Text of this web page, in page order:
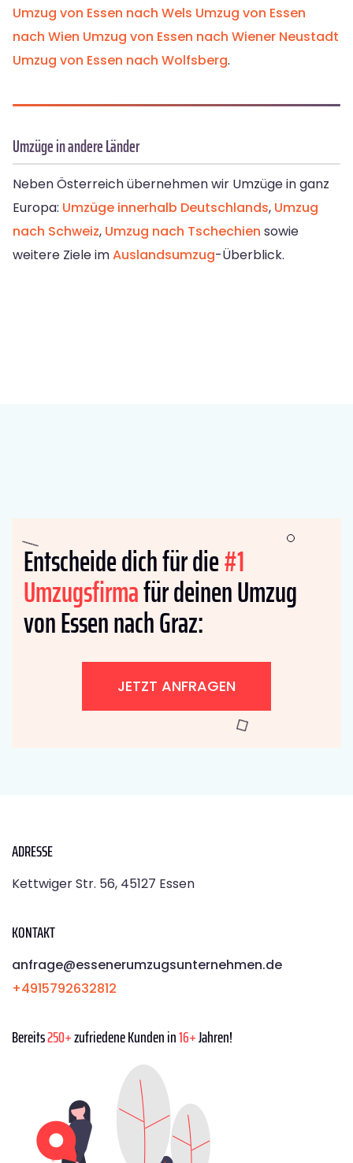
Umzug von Essen nach Wels Umzug von Essen
nach Wien Umzug von Essen nach Wiener Neustadt
Umzug von Essen nach Wolfsberg.
Umzüge in andere Länder
Neben Österreich übernehmen wir Umzüge in ganz
Europa: Umzüge innerhalb Deutschlands, Umzug
nach Schweiz, Umzug nach Tschechien sowie
weitere Ziele imAuslandsumzug-Überblick.
Entscheide dich für die#1
Umzugsfirmafür deinen Umzug
von Essen nach Graz:
JETZT ANFRAGEN
ADRESSE
Kettwiger Str. 56, 45127 Essen
KONTAKT
anfrage@essenerumzugsunternehmen.de
+4915792632812
Bereits250+zufriedene Kunden in16+Jahren!